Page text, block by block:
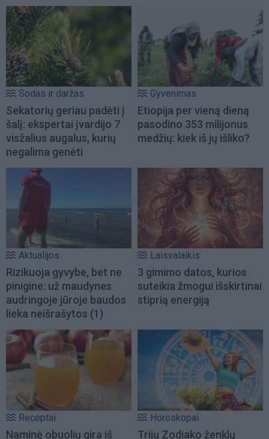
Sodas ir daržas
Sekatorių geriau padėti į
šalį: ekspertai įvardijo 7
visžalius augalus, kurių
negalima genėti
Gyvenimas
Etiopija per vieną dieną
pasodino 353 milijonus
medžių: kiek iš jų išliko?
Aktualijos
Rizikuoja gyvybe, bet ne
pinigine: už maudynes
audringoje jūroje baudos
lieka neišrašytos (1)
Laisvalaikis
3 gimimo datos, kurios
suteikia žmogui išskirtinai
stiprią energiją
Receptai
Naminė obuolių gira iš
Horoskopai
Trijų Zodiako ženklų